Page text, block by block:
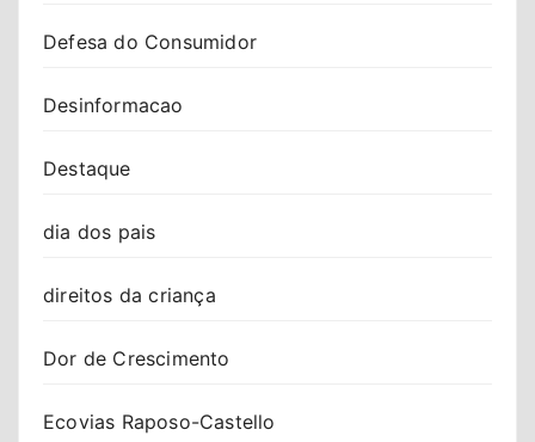
Defesa do Consumidor
Desinformacao
Destaque
dia dos pais
direitos da criança
Dor de Crescimento
Ecovias Raposo-Castello